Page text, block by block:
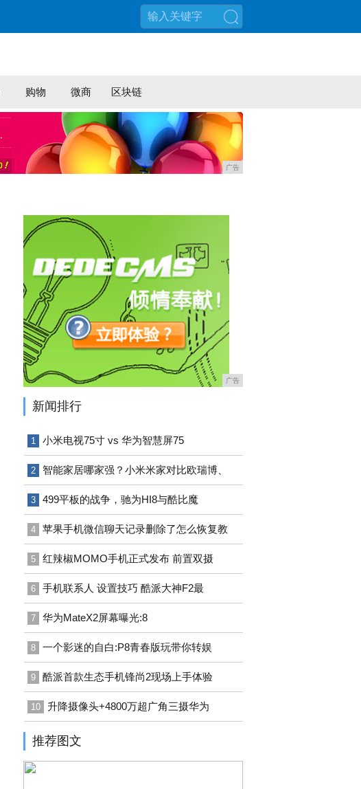
购物 微商 区块链
广告
广告
新闻排行
1 小米电视75寸 vs 华为智慧屏75
2 智能家居哪家强？小米米家对比欧瑞博、
3 499平板的战争，驰为HI8与酷比魔
4 苹果手机微信聊天记录删除了怎么恢复教
5 红辣椒MOMO手机正式发布 前置双摄
6 手机联系人 设置技巧 酷派大神F2最
7 华为MateX2屏幕曝光:8
8 一个影迷的自白:P8青春版玩带你转娱
9 酷派首款生态手机锋尚2现场上手体验
10 升降摄像头+4800万超广角三摄华为
推荐图文